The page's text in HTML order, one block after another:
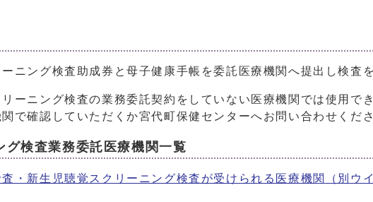
ニング検査助成券と母子健康手帳を委託医療機関へ提出し検査
ーニング検査の業務委託契約をしていない医療機関では使用で
で確認していただくか宮代町保健センターへお問い合わせくださ
グ検査業務委託医療機関一覧
・新生児聴覚スクリーニング検査が受けられる医療機関
（別ウ